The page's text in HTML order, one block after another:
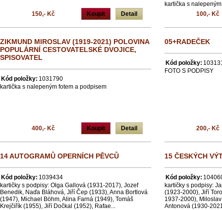
Koupit Detail
150,- Kč
kartička s
100,- Kč
ZIKMUND MIROSLAV (1919-2021) POLOVINA
POPULÁRNÍ CESTOVATELSKÉ DVOJICE,
SPISOVATEL
Kód položky: 1031790
kartička s nalepeným fotem a podpisem
Koupit Detail
400,- Kč
05+RADEČEK
Kód položky:
FOTO S PODPISY
200,- Kč
14 AUTOGRAMŮ OPERNÍCH PĚVCŮ
Kód položky: 1039434
kartičky s podpisy: Olga Gallová (1931-2017), Jozef
Benedik, Naďa Bláhová, Jiří Čep (1933), Anna Bortlová
(1947), Michael Böhm, Alina Farná (1949), Tomáš
Krejčiřík (1955), Jiří Dočkal (1952), Rafae...
15 ČESKÝCH
Kód položky:
kartičky s podpisy:
(1923-2000), Jiří
1937-2000),
Antonová (1930-